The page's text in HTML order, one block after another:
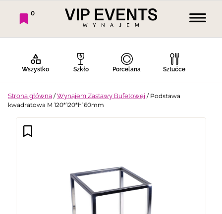
0
Wszystko Szkło Porcelana Sztućce
Gotowanie
Strona główna /Wynajem Zastawy Bufetowej / Podstawa
kwadratowa M 120*120*h160mm